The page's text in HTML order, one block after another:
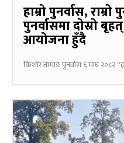
हाम्रो पुनर्वास,
पुनर्वासमा दोस्रो
आयोजना हुँदै